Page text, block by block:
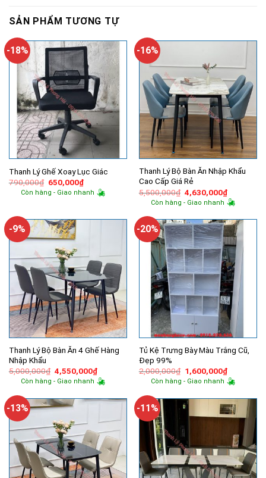
SẢN PHẨM TƯƠNG TỰ
-18%
Thanh Lý Ghế Xoay Lục Giác
790,000₫ Giá
gốc
là:
650,000₫Giá
hiện
tại
Còn hàng - Giao nhanh
-16%
Thanh Lý Bộ Bàn Ăn Nhập Khẩu
Cao Cấp Giá Rẻ
5,500,000₫ Giá
gốc
là:
4,630,000₫Giá
hiện
tại
Còn hàng - Giao nhanh
-9%
Thanh Lý Bộ Bàn Ăn 4 Ghế Hàng
Nhập Khẩu
5,000,000₫ Giá
gốc
là:
4,550,000₫Giá
hiện
tại
4,550,000₫.
Còn hàng - Giao nhanh
-20%
Tủ Kệ Trưng Bày Màu Trắng Cũ,
Đẹp 99%
2,000,000₫ Giá
gốc
là:
1,600,000₫Giá
hiện
tại
Còn hàng - Giao nhanh
-13% -11%